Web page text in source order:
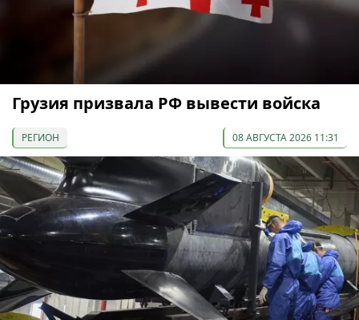
Грузия призвала РФ вывести войска
РЕГИОН 08 АВГУСТА 2026 11:31